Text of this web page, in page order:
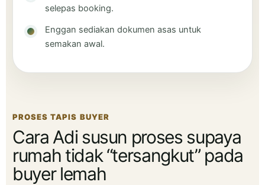
selepas booking.
Enggan sediakan dokumen asas untuk
semakan awal.
PROSES TAPIS BUYER
Cara Adi susun proses supaya
rumah tidak “tersangkut” pada
buyer lemah